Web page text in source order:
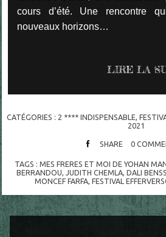
cours d’été. Une rencontre
nouveaux horizons…
LIRE LA
CATÉGORIES : 2 **** INDISPENSABLE,
2021
SHARE 0
TAGS :MES FRERES ET MOI DE YOHAN
BERRANDOU,JUDITH CHEMLA,DALI
MONCEF FARFA,FESTIVAL